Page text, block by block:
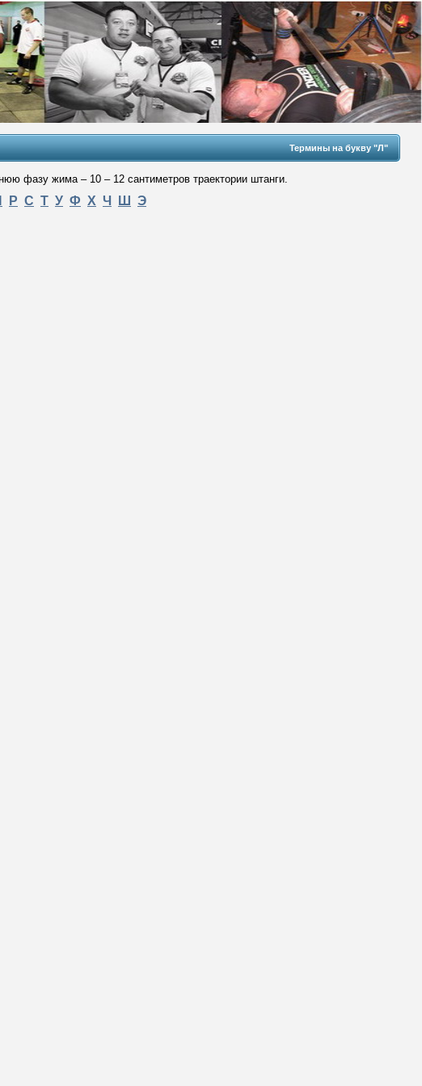
Термины на букву "Л"
фазу жима – 10 – 12 сантиметров траектории штанги.
Р С Т У Ф Х Ч Ш Э